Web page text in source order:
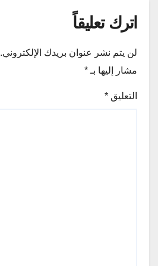
اترك تعليقاً
لن يتم نشر عنوان بريدك الإلكتروني.
مشار إليها بـ *
التعليق *